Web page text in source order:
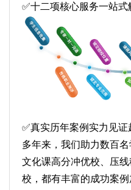
✅十二项核心服务一站式
✅真实历年案例实力见
多年来，我们助力数百
文化课高分冲优校、压
校，都有丰富的成功案